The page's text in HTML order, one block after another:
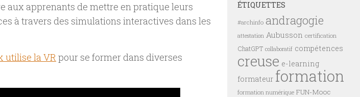
aux apprenants de mettre en pratique leurs
à travers des simulations interactives dans les
utilise la VR pour se former dans diverses
ÉTIQUETTES
#archinfo andragogie
attestation Aubusson certification
ChatGPT collaboratif compétences
creuse e-learning
formateur formation
formation numérique FUN-Mooc